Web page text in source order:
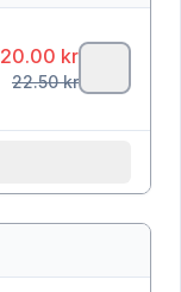
20.00 kr
22.50kr